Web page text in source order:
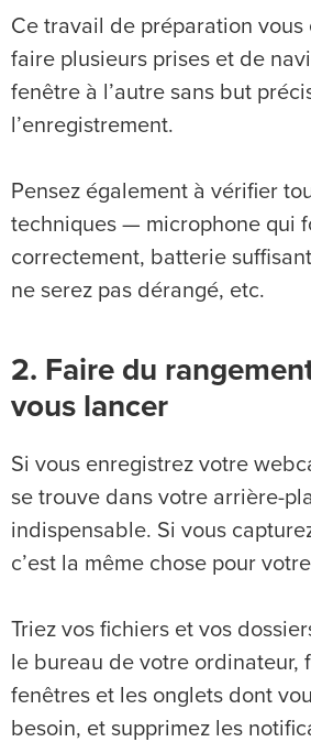
Ce travail de préparation
faire plusieurs prises et de
fenêtre à l’autre sans but
l’enregistrement.
Pensez également à vérifier
techniques — microphone qui
correctement, batterie
ne serez pas dérangé, etc.
2. Faire du
vous lancer
Si vous enregistrez votre
se trouve dans votre arrière-
indispensable. Si vous
c’est la même chose pour
Triez vos fichiers et vos
le bureau de votre ordinateur,
fenêtres et les onglets dont
besoin, et supprimez les